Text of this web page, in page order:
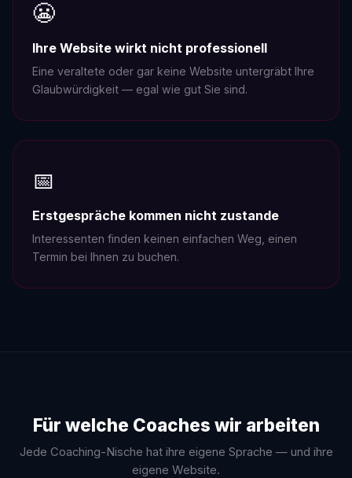
😬
Ihre Website wirkt nicht professionell
Eine veraltete oder gar keine Website untergräbt Ihre
Glaubwürdigkeit — egal wie gut Sie sind.
📅
Erstgespräche kommen nicht zustande
Interessenten finden keinen einfachen Weg, einen
Termin bei Ihnen zu buchen.
Für welche Coaches wir arbeiten
Jede Coaching-Nische hat ihre eigene Sprache — und ihre
eigene Website.